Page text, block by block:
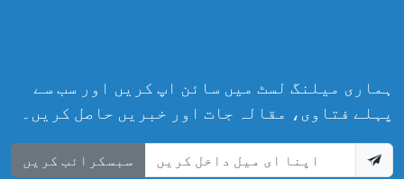
ہماری میلنگ لسٹ میں سائن اپ کریں اور سب سے
پہلے فتاوی، مقالہ جات اور خبریں حاصل کریں۔
سبسکرائب کریں